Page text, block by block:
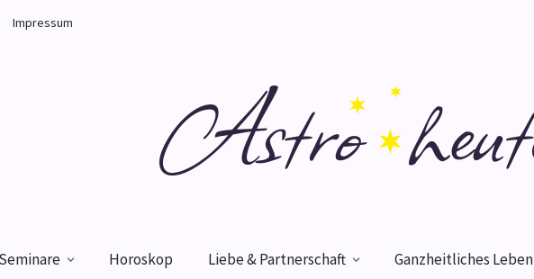
Impressum
Horoskop Liebe & Partnerschaft Ganzheitliches Leben